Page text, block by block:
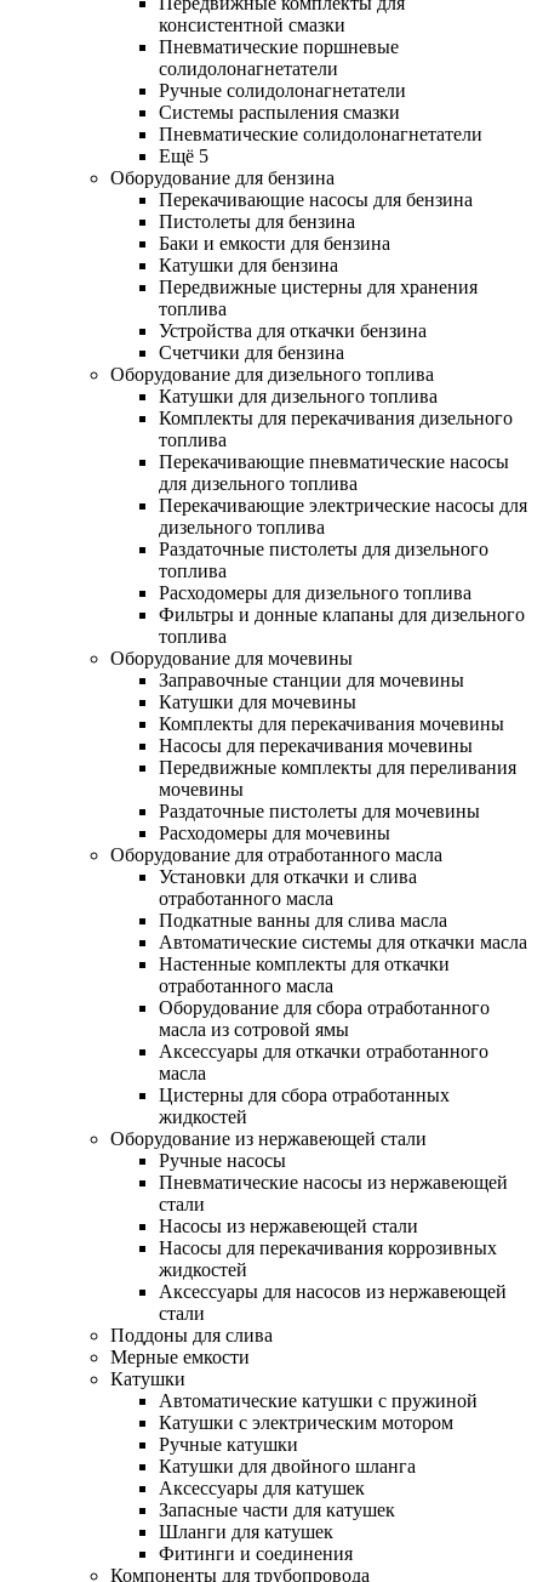
консистентной смазки
Пневматические поршневые
солидолонагнетатели
Ручные солидолонагнетатели
Системы распыления смазки
Пневматические солидолонагнетатели
Ещё 5
Оборудование для бензина
Перекачивающие насосы для бензина
Пистолеты для бензина
Баки и емкости для бензина
Катушки для бензина
Передвижные цистерны для хранения
топлива
Устройства для откачки бензина
Счетчики для бензина
Оборудование для дизельного топлива
Катушки для дизельного топлива
Комплекты для перекачивания дизельного
топлива
Перекачивающие пневматические насосы
для дизельного топлива
Перекачивающие электрические насосы для
дизельного топлива
Раздаточные пистолеты для дизельного
топлива
Расходомеры для дизельного топлива
Фильтры и донные клапаны для дизельного
топлива
Оборудование для мочевины
Заправочные станции для мочевины
Катушки для мочевины
Комплекты для перекачивания мочевины
Насосы для перекачивания мочевины
Передвижные комплекты для переливания
мочевины
Раздаточные пистолеты для мочевины
Расходомеры для мочевины
Оборудование для отработанного масла
Установки для откачки и слива
отработанного масла
Подкатные ванны для слива масла
Автоматические системы для откачки масла
Настенные комплекты для откачки
отработанного масла
Оборудование для сбора отработанного
масла из сотровой ямы
Аксессуары для откачки отработанного
масла
Цистерны для сбора отработанных
жидкостей
Оборудование из нержавеющей стали
Ручные насосы
Пневматические насосы из нержавеющей
стали
Насосы из нержавеющей стали
Насосы для перекачивания коррозивных
жидкостей
Аксессуары для насосов из нержавеющей
стали
Поддоны для слива
Мерные емкости
Катушки
Автоматические катушки с пружиной
Катушки с электрическим мотором
Ручные катушки
Катушки для двойного шланга
Аксессуары для катушек
Запасные части для катушек
Шланги для катушек
Фитинги и соединения
Компоненты для трубопровода